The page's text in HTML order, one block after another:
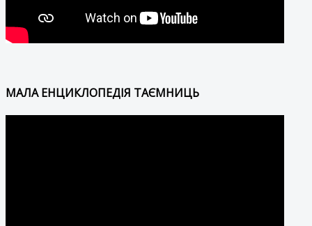
МАЛА ЕНЦИКЛОПЕДІЯ ТАЄМНИЦЬ